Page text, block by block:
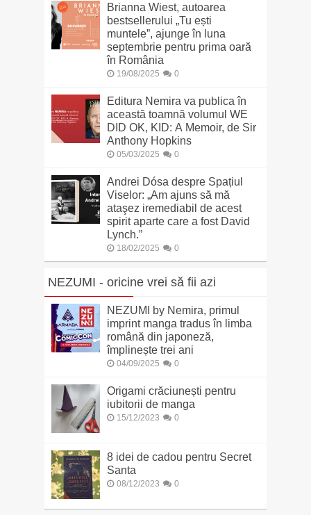
Brianna Wiest, autoarea
bestsellerului „Tu ești
muntele”, ajunge în luna
septembrie pentru prima oară
în România
19/08/2025 0
Editura Nemira va publica în
această toamnă volumul WE
DID OK, KID: A Memoir, de Sir
Anthony Hopkins
05/03/2025 0
Andrei Dósa despre Spațiul
Viselor: „Am ajuns să mă
ataşez iremediabil de acest
spirit aparte care a fost David
Lynch.”
18/02/2025 0
NEZUMI - oricine vrei să fii azi
NEZUMI by Nemira, primul
imprint manga tradus în limba
română din japoneză,
împlinește trei ani
04/09/2025 0
Origami crăciunești pentru
iubitorii de manga
15/12/2023 0
8 idei de cadou pentru Secret
Santa
08/12/2023 0